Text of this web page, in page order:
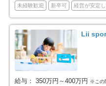
榛原郡吉田町 2
浜松市中央区
未経験歓迎 新卒可 経営が安定
Lii
給与： 350万円～400万円 ※この